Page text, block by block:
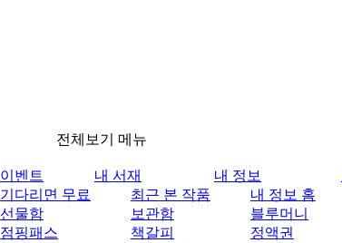
전체보기 메뉴
이벤트
기다리면 무료
선물함
점핑패스
내 서재
최근 본 작품
보관함
책갈피
내 정보
내 정보 홈
블루머니
정액권